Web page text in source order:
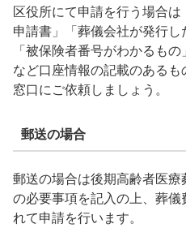
区役所にて申請を行う場合
申請書」「葬儀会社が発行し
「被保険者番号がわかるも
など口座情報の記載のある
窓口にご依頼しましょう。
郵送の場合
郵送の場合は後期高齢者医
の必要事項を記入の上、葬
れて申請を行います。